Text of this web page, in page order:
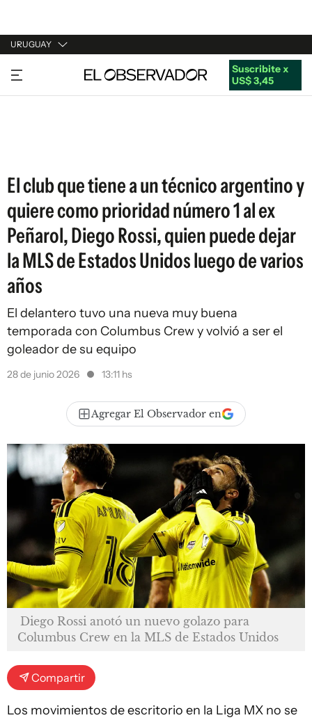
URUGUAY
URUGUAY
ARGENTINA
Suscribite x
US$ 3,45
El club que tiene a un técnico argentino y
quiere como prioridad número 1 al ex
Peñarol, Diego Rossi, quien puede dejar
la MLS de Estados Unidos luego de varios
años
El delantero tuvo una nueva muy buena
temporada con Columbus Crew y volvió a ser el
goleador de su equipo
28 de junio 2026 13:11 hs
Agregar El Observador en
Diego Rossi anotó un nuevo golazo para
Columbus Crew en la MLS de Estados Unidos
Compartir
Los movimientos de escritorio en la Liga MX no se